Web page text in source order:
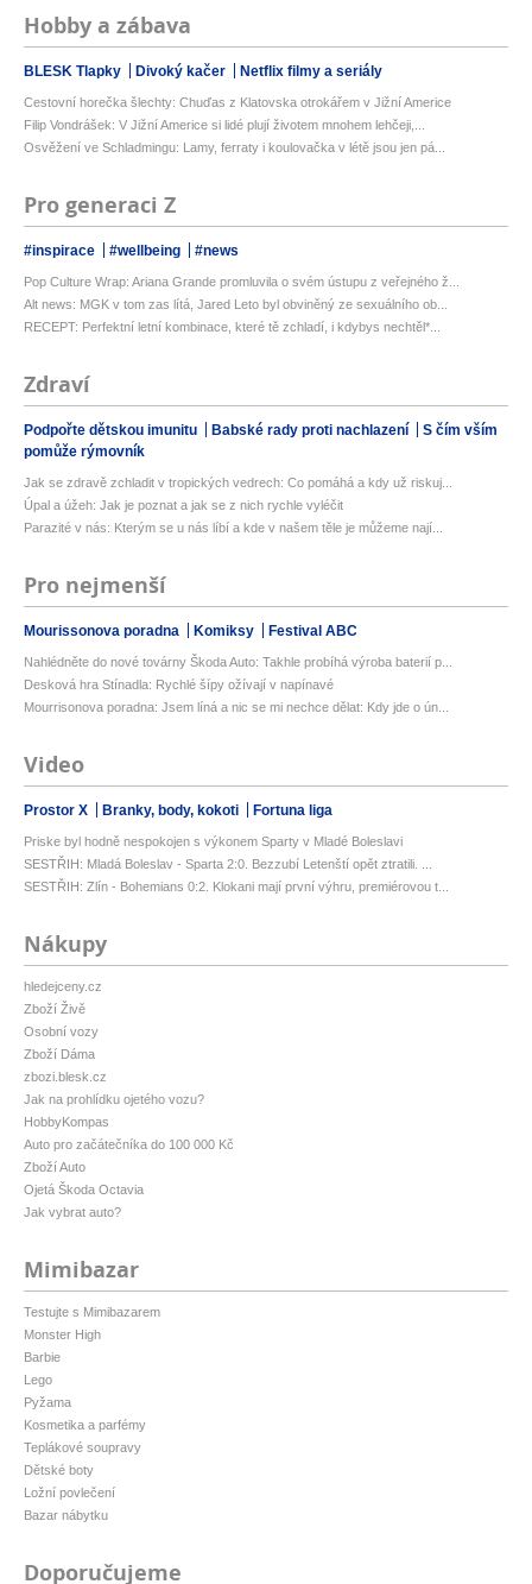
Hobby a zábava
BLESK Tlapky Divoký kačer Netflix filmy a seriály
Cestovní horečka šlechty: Chuďas z Klatovska otrokářem v Jižní Americe
Filip Vondrášek: V Jižní Americe si lidé plují životem mnohem lehčeji,...
Osvěžení ve Schladmingu: Lamy, ferraty i koulovačka v létě jsou jen pá...
Pro generaci Z
#inspirace #wellbeing #news
Pop Culture Wrap: Ariana Grande promluvila o svém ústupu z veřejného ž...
Alt news: MGK v tom zas lítá, Jared Leto byl obviněný ze sexuálního ob...
RECEPT: Perfektní letní kombinace, které tě zchladí, i kdybys nechtěl*...
Zdraví
Podpořte dětskou imunitu Babské rady proti nachlazení
S čím vším
pomůže rýmovník
Jak se zdravě zchladit v tropických vedrech: Co pomáhá a kdy už riskuj...
Úpal a úžeh: Jak je poznat a jak se z nich rychle vyléčit
Parazité v nás: Kterým se u nás líbí a kde v našem těle je můžeme nají...
Pro nejmenší
Mourissonova poradna Komiksy Festival ABC
Nahlédněte do nové továrny Škoda Auto: Takhle probíhá výroba baterií p...
Desková hra Stínadla: Rychlé šípy ožívají v napínavé
Mourrisonova poradna: Jsem líná a nic se mi nechce dělat: Kdy jde o ún...
Video
Prostor X Branky, body, kokoti Fortuna liga
Priske byl hodně nespokojen s výkonem Sparty v Mladé Boleslavi
SESTŘIH: Mladá Boleslav - Sparta 2:0. Bezzubí Letenští opět ztratili. ...
SESTŘIH: Zlín - Bohemians 0:2. Klokani mají první výhru, premiérovou t...
Nákupy
hledejceny.cz
Zboží Živě
Osobní vozy
Zboží Dáma
zbozi.blesk.cz
Jak na prohlídku ojetého vozu?
HobbyKompas
Auto pro začátečníka do 100 000 Kč
Zboží Auto
Ojetá Škoda Octavia
Jak vybrat auto?
Mimibazar
Testujte s Mimibazarem
Monster High
Barbie
Lego
Pyžama
Kosmetika a parfémy
Teplákové soupravy
Dětské boty
Ložní povlečení
Bazar nábytku
Doporučujeme